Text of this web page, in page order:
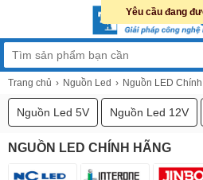
Trang chủ Nguồn Led Nguồn LED
Nguồn Led 5V Nguồn Led 12V
NGUỒN LED CHÍNH HÃNG
Yêu cầu đang